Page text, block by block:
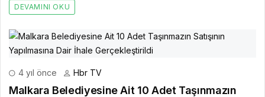
DEVAMINI OKU
4 yıl önce Hbr TV
Malkara Belediyesine Ait 10 Adet Taşınmazın